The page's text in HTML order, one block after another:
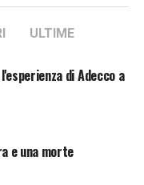
ULTIME
di Adecco a
e una morte